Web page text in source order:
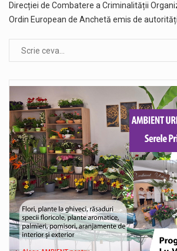
Direcției de Combatere a Criminalității
Ordin European de Anchetă emis de